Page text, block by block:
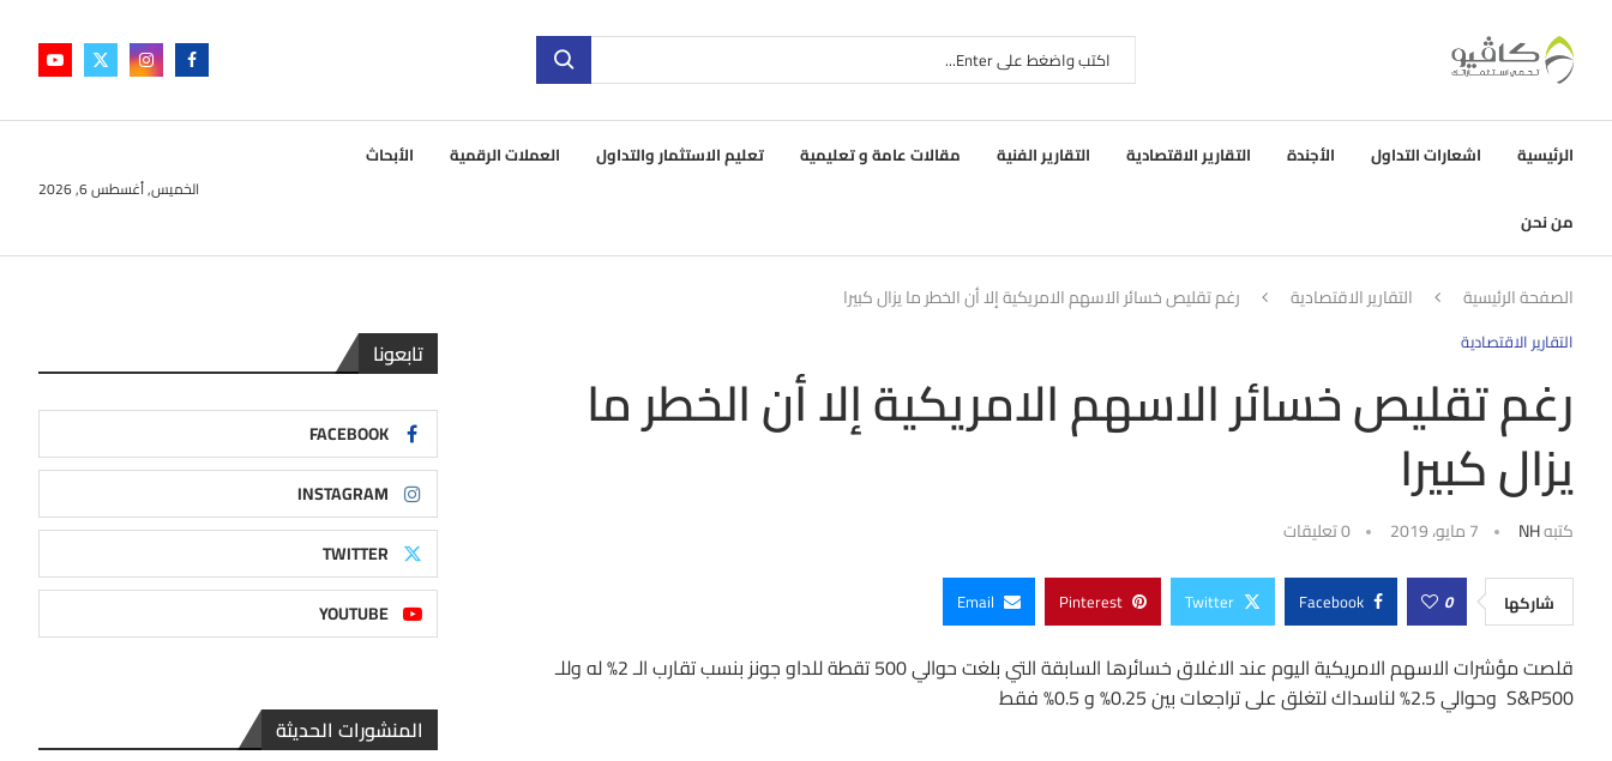
الرئيسية اشعارات التداول الأجندة التقارير الاقتصادية التقارير الفنية مقالات عامة و تعليمية تعليم الاستثمار والتداول العملات الرقمية الأبحاث
من نحن
الخميس, أغسطس 6, 2026
الصفحة الرئيسية التقارير الاقتصادية رغم تقليص خسائر الاسهم الامريكية إلا أن الخطر ما يزال كبيرا
التقارير الاقتصادية
رغم تقليص خسائر الاسهم الامريكية إلا أن الخطر ما
يزال كبيرا
كتبهNH 7 مايو، 2019 0 تعليقات
شاركها 0
Facebook
Twitter
Pinterest
Email
قلصت مؤشرات الاسهم الامريكية اليوم عند الاغلاق خسائرها السابقة التي بلغت حوالي 500 تقطة للداو جونز بنسب تقارب الـ 2% له وللـ
S&P500 وحوالي 2.5% لناسداك لتغلق على تراجعات بين 0.25% و 0.5% فقط
تابعونا
FACEBOOK
INSTAGRAM
TWITTER
YOUTUBE
المنشورات الحديثة